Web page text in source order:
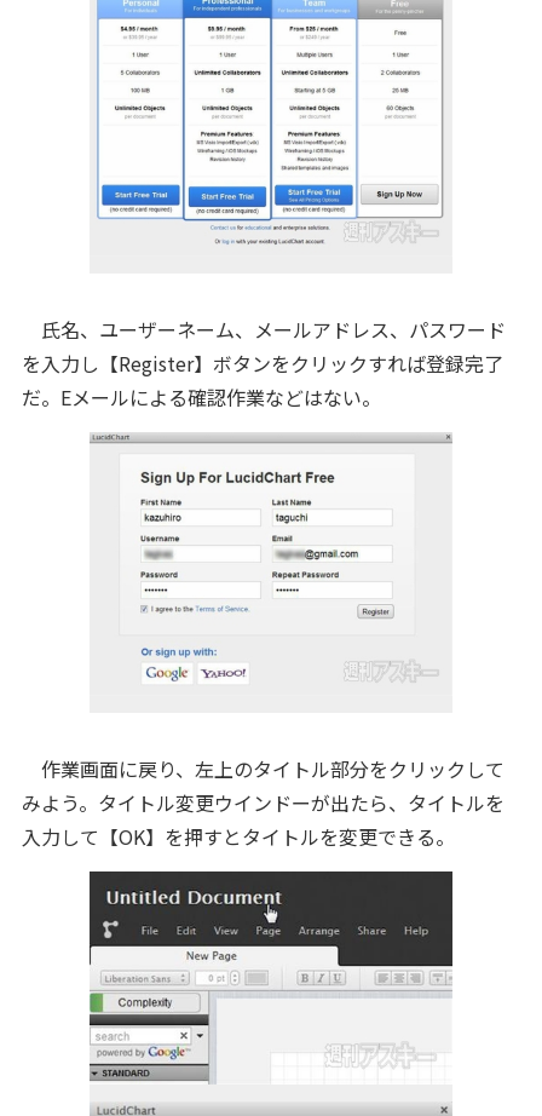
氏名、ユーザーネーム、メールアドレス、パスワード
を入力し【Register】ボタンをクリックすれば登録完了
だ。Eメールによる確認作業などはない。
作業画面に戻り、左上のタイトル部分をクリックして
みよう。タイトル変更ウインドーが出たら、タイトルを
入力して【OK】を押すとタイトルを変更できる。